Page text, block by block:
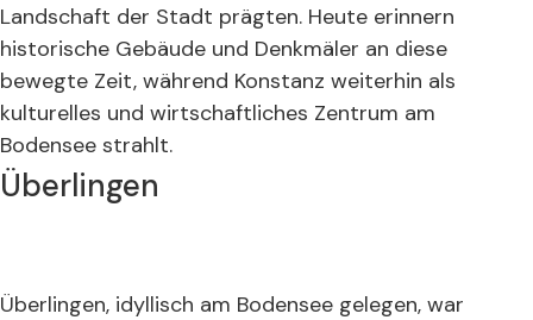
Landschaft der Stadt prägten. Heute erinnern
historische Gebäude und Denkmäler an diese
bewegte Zeit, während Konstanz weiterhin als
kulturelles und wirtschaftliches Zentrum am
Bodensee strahlt.
Überlingen
Überlingen, idyllisch am Bodensee gelegen, war